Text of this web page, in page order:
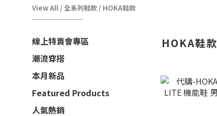
View All /全系列鞋款 / HOKA鞋款
線上特賣會專區
潮流穿搭
本月新品
Featured Products
人氣熱銷
HOKA鞋款